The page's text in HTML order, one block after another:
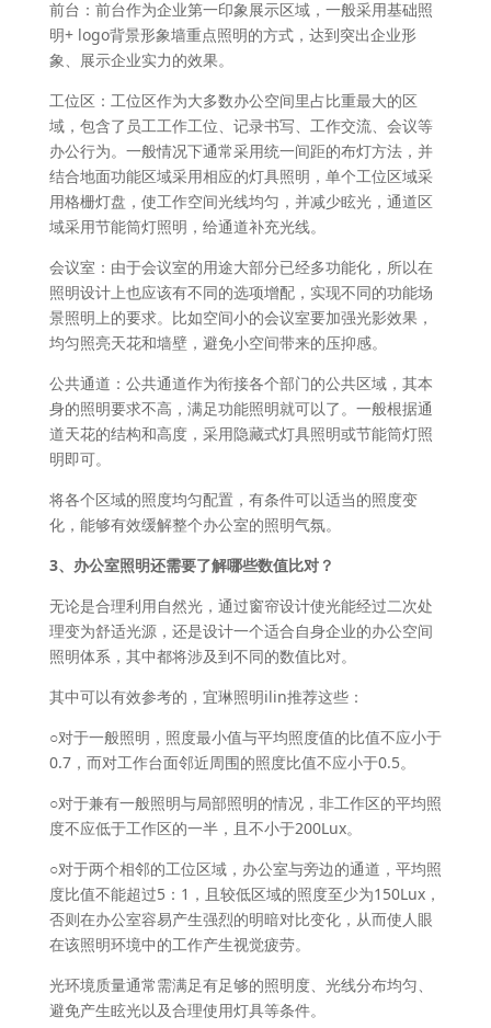
前台：前台作为企业第一印象展示区域，一般采用基础照
明+ logo背景形象墙重点照明的方式，达到突出企业形
象、展示企业实力的效果。
工位区：工位区作为大多数办公空间里占比重最大的区
域，包含了员工工作工位、记录书写、工作交流、会议等
办公行为。一般情况下通常采用统一间距的布灯方法，并
结合地面功能区域采用相应的灯具照明，单个工位区域采
用格栅灯盘，使工作空间光线均匀，并减少眩光，通道区
域采用节能筒灯照明，给通道补充光线。
会议室：由于会议室的用途大部分已经多功能化，所以在
照明设计上也应该有不同的选项增配，实现不同的功能场
景照明上的要求。比如空间小的会议室要加强光影效果，
均匀照亮天花和墙壁，避免小空间带来的压抑感。
公共通道：公共通道作为衔接各个部门的公共区域，其本
身的照明要求不高，满足功能照明就可以了。一般根据通
道天花的结构和高度，采用隐藏式灯具照明或节能筒灯照
明即可。
将各个区域的照度均匀配置，有条件可以适当的照度变
化，能够有效缓解整个办公室的照明气氛。
3、办公室照明还需要了解哪些数值比对？
无论是合理利用自然光，通过窗帘设计使光能经过二次处
理变为舒适光源，还是设计一个适合自身企业的办公空间
照明体系，其中都将涉及到不同的数值比对。
其中可以有效参考的，宜琳照明ilin推荐这些：
○对于一般照明，照度最小值与平均照度值的比值不应小于
0.7，而对工作台面邻近周围的照度比值不应小于0.5。
○对于兼有一般照明与局部照明的情况，非工作区的平均照
度不应低于工作区的一半，且不小于200Lux。
○对于两个相邻的工位区域，办公室与旁边的通道，平均照
度比值不能超过5：1，且较低区域的照度至少为150Lux，
否则在办公室容易产生强烈的明暗对比变化，从而使人眼
在该照明环境中的工作产生视觉疲劳。
光环境质量通常需满足有足够的照明度、光线分布均匀、
避免产生眩光以及合理使用灯具等条件。